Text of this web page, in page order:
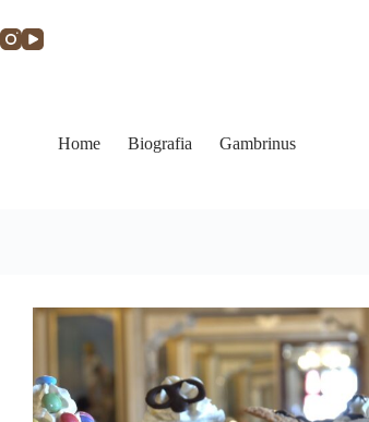
Home Biografia Gambrinus